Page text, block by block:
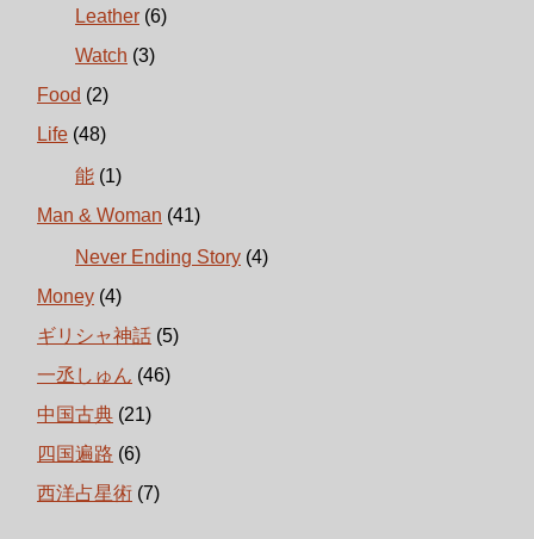
Leather (6)
Watch (3)
Food (2)
Life (48)
能 (1)
Man & Woman (41)
Never Ending Story (4)
Money (4)
ギリシャ神話 (5)
一丞しゅん (46)
中国古典 (21)
四国遍路 (6)
西洋占星術 (7)